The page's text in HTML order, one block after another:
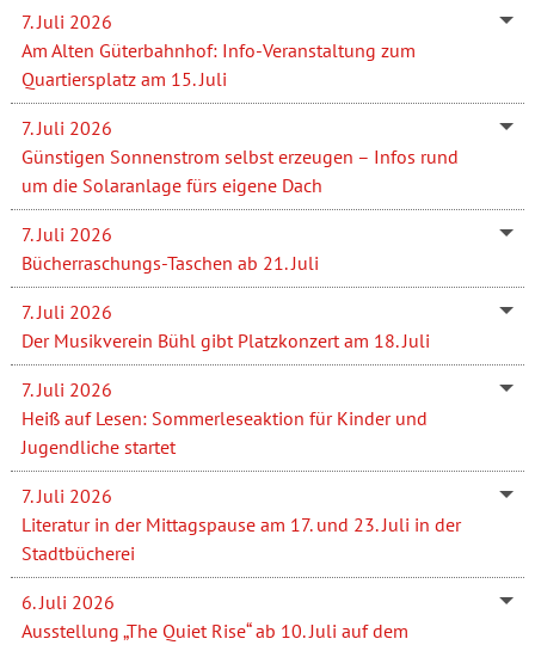
7. Juli 2026
Am Alten Güterbahnhof: Info-Veranstaltung zum
Quartiersplatz am 15. Juli
7. Juli 2026
Günstigen Sonnenstrom selbst erzeugen – Infos rund
um die Solaranlage fürs eigene Dach
7. Juli 2026
Bücherraschungs-Taschen ab 21. Juli
7. Juli 2026
Der Musikverein Bühl gibt Platzkonzert am 18. Juli
7. Juli 2026
Heiß auf Lesen: Sommerleseaktion für Kinder und
Jugendliche startet
7. Juli 2026
Literatur in der Mittagspause am 17. und 23. Juli in der
Stadtbücherei
6. Juli 2026
Ausstellung „The Quiet Rise“ ab 10. Juli auf dem